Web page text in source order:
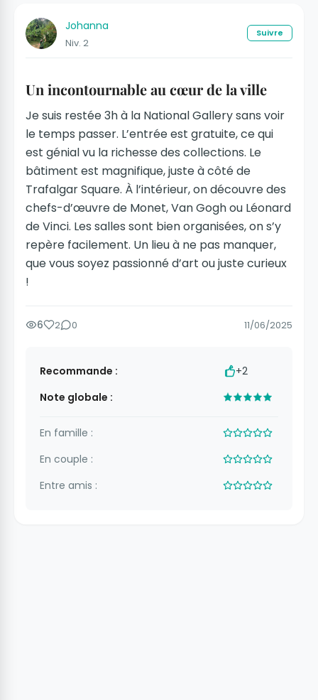
Johanna
Niv. 2
Suivre
Un incontournable au cœur de la ville
Je suis restée 3h à la National Gallery sans voir
le temps passer. L’entrée est gratuite, ce qui
est génial vu la richesse des collections. Le
bâtiment est magnifique, juste à côté de
Trafalgar Square. À l’intérieur, on découvre des
chefs-d’œuvre de Monet, Van Gogh ou Léonard
de Vinci. Les salles sont bien organisées, on s’y
repère facilement. Un lieu à ne pas manquer,
que vous soyez passionné d’art ou juste curieux
!
6 2 0 11/06/2025
Recommande :
+2
Note globale :
En famille :
En couple :
Entre amis :